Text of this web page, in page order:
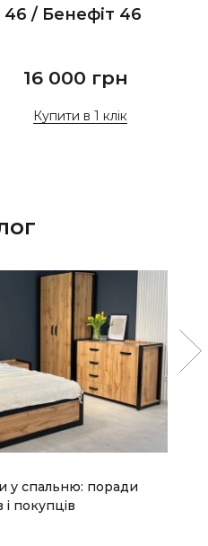
/ Бенефіт 46
16 000 грн
Купити в 1 клік
у спальню: поради
і покупців